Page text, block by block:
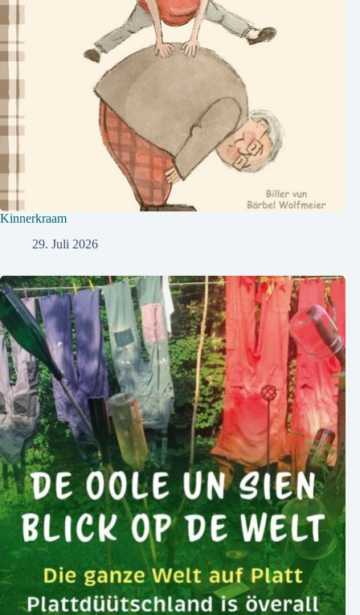
Kinnerkraam
29. Juli 2026